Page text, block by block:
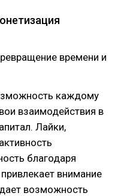
времени и
каждому
взаимодействия в
Лайки,
благодаря
внимание
возможность